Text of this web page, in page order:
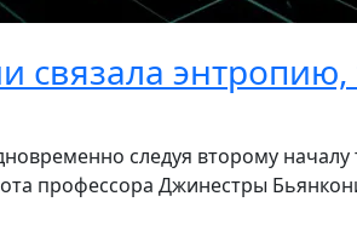
связала
следуя второму
профессора Джинестры